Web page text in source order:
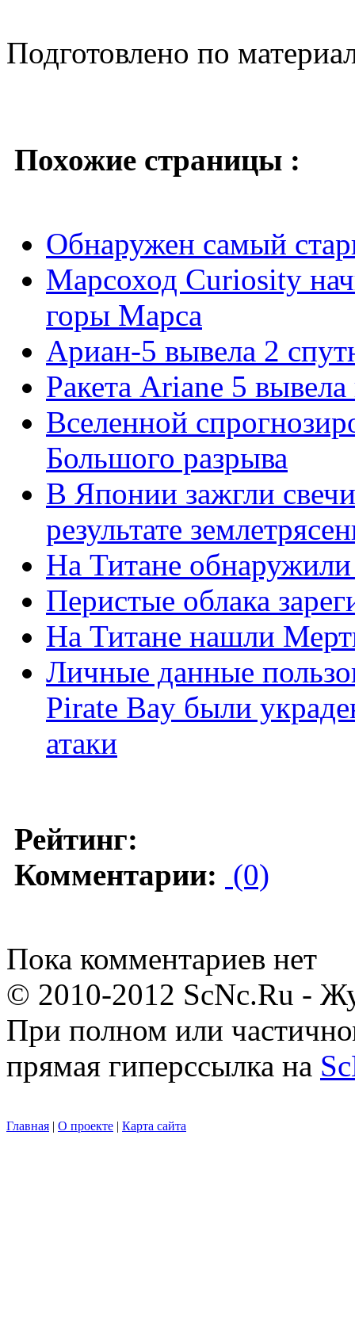
Подготовлено по
Похожие страницы :
Обнаружен самый
Марсоход Curiosity
горы Марса
Ариан-5 вывела 2
Ракета Ariane 5
Вселенной
Большого разрыва
В Японии зажгли
результате
На Титане
Перистые облака
На Титане нашли
Личные данные
Pirate Bay были
атаки
Рейтинг:
Комментарии: (0)
Пока комментариев нет
© 2010-2012 ScNc.Ru -
При полном или
прямая гиперссылка на
Главная | О проекте | Карта сайта